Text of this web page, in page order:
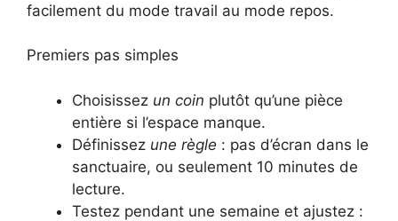
facilement du mode travail au mode repos.
Premiers pas simples
Choisissez un coin plutôt qu’une pièce
entière si l’espace manque.
Définissez une règle : pas d’écran dans le
sanctuaire, ou seulement 10 minutes de
lecture.
Testez pendant une semaine et ajustez :